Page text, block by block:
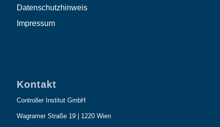
Datenschutzhinweis
Impressum
Kontakt
Controller Institut GmbH
Wagramer Straße 19 | 1220 Wien